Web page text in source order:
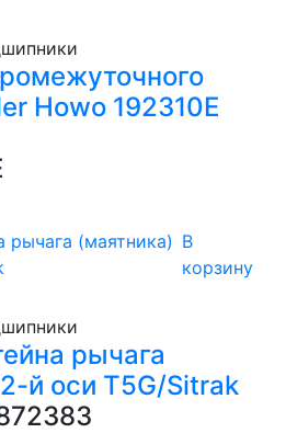
Howo 192310E
В
корзину
рычага
й оси T5G/Sitrak